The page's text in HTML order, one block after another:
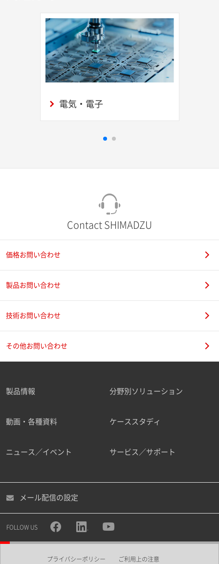
電気・電子
Contact SHIMADZU
価格お問い合わせ
製品お問い合わせ
技術お問い合わせ
その他お問い合わせ
製品情報 分野別ソリューション
動画・各種資料 ケーススタディ
ニュース／イベント サービス／サポート
メール配信の設定
FOLLOW US
プライバシーポリシー ご利用上の注意